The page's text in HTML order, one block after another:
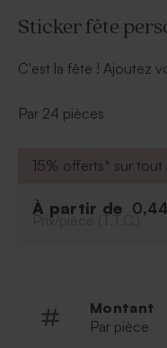
Sticker fête
C'est la fête ! Ajoutez
voulez (bouteille, table,
Par 24 pièces
15% offerts* sur tout
À partir de
Prix/pièce (T.T.C.)
Montant
Par pièce